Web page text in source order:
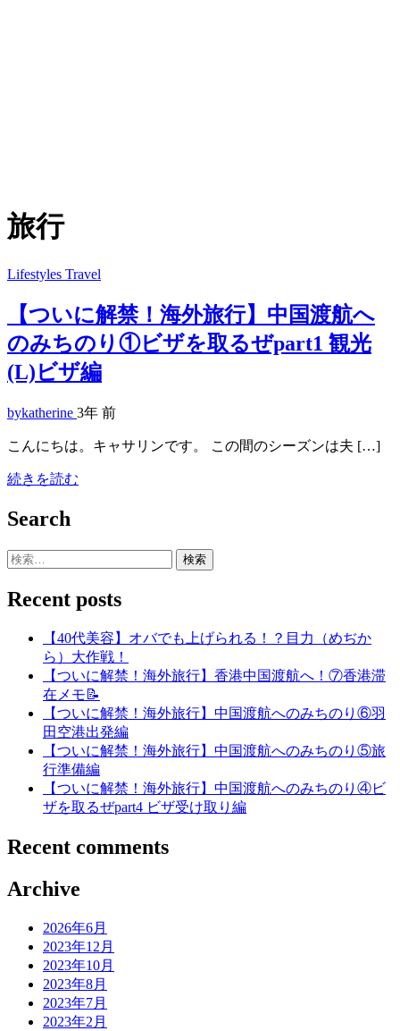
旅行
Lifestyles Travel
【ついに解禁！海外旅行】中国渡航へ
のみちのり①ビザを取るぜpart1 観光
(L)ビザ編
bykatherine 3年 前
こんにちは。キャサリンです。 この間のシーズンは夫 […]
続きを読む
Search
検
Recent posts
【40代美容】オバでも上げられる！？目力（めぢか
ら）大作戦！
【ついに解禁！海外旅行】香港中国渡航へ！⑦香港滞
在メモ📝
【ついに解禁！海外旅行】中国渡航へのみちのり⑥羽
田空港出発編
【ついに解禁！海外旅行】中国渡航へのみちのり⑤旅
行準備編
【ついに解禁！海外旅行】中国渡航へのみちのり④ビ
ザを取るぜpart4 ビザ受け取り編
Recent comments
Archive
2026年6月
2023年12月
2023年10月
2023年8月
2023年7月
2023年2月